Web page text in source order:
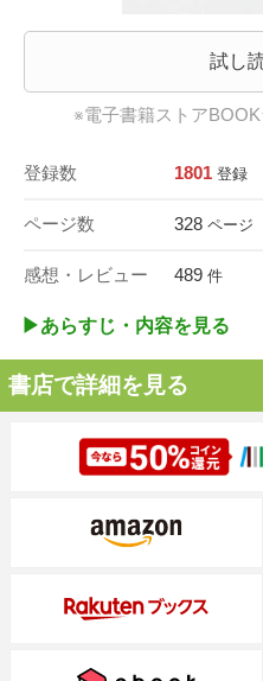
試し
※電子書籍ストア
登録数 1801 登録
ページ数 328 ページ
感想・レビュー 489 件
▶︎あらすじ・内容を見る
書店で詳細を見る